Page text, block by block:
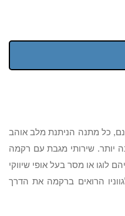
כל מתנה הניתנת מלב אוהב
שירותי מגבת עם רקמה
לוגו או מסר בעל אופי שיווקי
הרואים ברקמה את הדרך